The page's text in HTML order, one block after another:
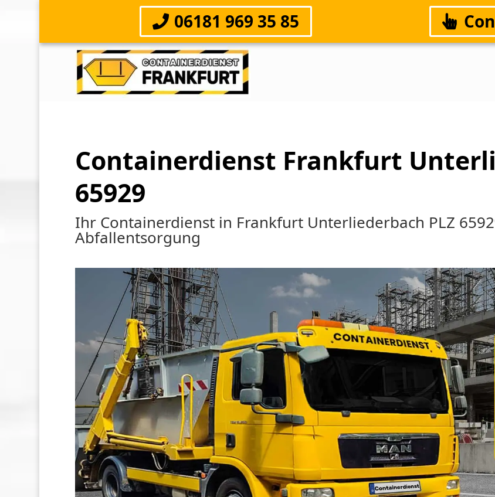
06181 969 35 85
Containerdienst Frankfurt
65929
Ihr Containerdienst in Frankfurt Unterliederbach PLZ
Abfallentsorgung